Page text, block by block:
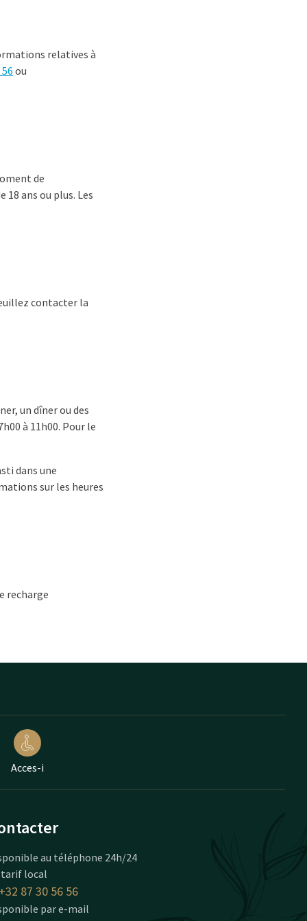
relatives à
ou
de
ans ou plus. Les
contacter la
un dîner ou des
à 11h00. Pour le
dans une
sur les heures
recharge
Acces-i
au téléphone 24h/24
tarif local
87 30 56 56
par e-mail